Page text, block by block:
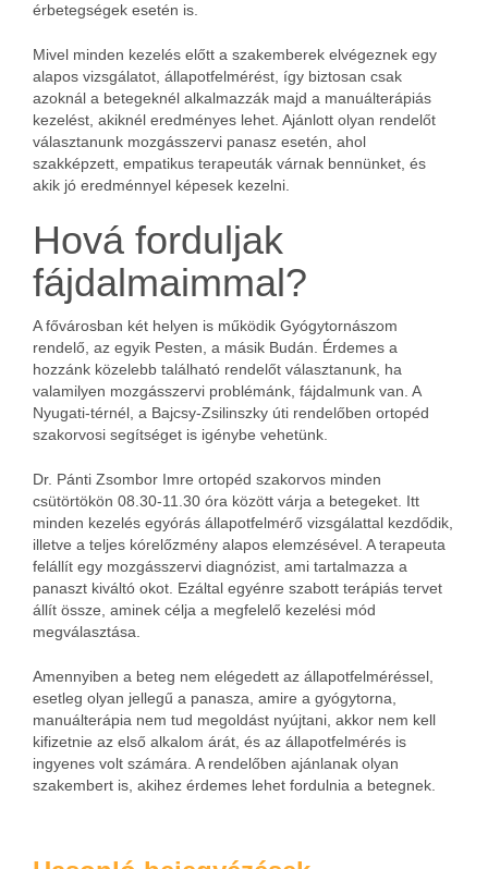
érbetegségek esetén is.
Mivel minden kezelés előtt a szakemberek elvégeznek egy
alapos vizsgálatot, állapotfelmérést, így biztosan csak
azoknál a betegeknél alkalmazzák majd a manuálterápiás
kezelést, akiknél eredményes lehet. Ajánlott olyan rendelőt
választanunk mozgásszervi panasz esetén, ahol
szakképzett, empatikus terapeuták várnak bennünket, és
akik jó eredménnyel képesek kezelni.
Hová forduljak
fájdalmaimmal?
A fővárosban két helyen is működik Gyógytornászom
rendelő, az egyik Pesten, a másik Budán. Érdemes a
hozzánk közelebb található rendelőt választanunk, ha
valamilyen mozgásszervi problémánk, fájdalmunk van. A
Nyugati-térnél, a Bajcsy-Zsilinszky úti rendelőben ortopéd
szakorvosi segítséget is igénybe vehetünk.
Dr. Pánti Zsombor Imre ortopéd szakorvos minden
csütörtökön 08.30-11.30 óra között várja a betegeket. Itt
minden kezelés egyórás állapotfelmérő vizsgálattal kezdődik,
illetve a teljes kórelőzmény alapos elemzésével. A terapeuta
felállít egy mozgásszervi diagnózist, ami tartalmazza a
panaszt kiváltó okot. Ezáltal egyénre szabott terápiás tervet
állít össze, aminek célja a megfelelő kezelési mód
megválasztása.
Amennyiben a beteg nem elégedett az állapotfelméréssel,
esetleg olyan jellegű a panasza, amire a gyógytorna,
manuálterápia nem tud megoldást nyújtani, akkor nem kell
kifizetnie az első alkalom árát, és az állapotfelmérés is
ingyenes volt számára. A rendelőben ajánlanak olyan
szakembert is, akihez érdemes lehet fordulnia a betegnek.